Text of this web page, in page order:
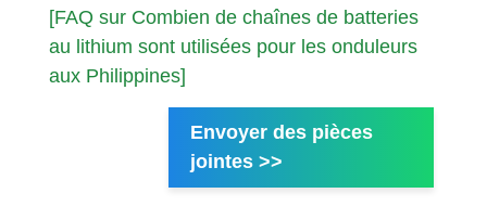
[FAQ sur Combien de chaînes de batteries
au lithium sont utilisées pour les onduleurs
aux Philippines]
Envoyer des pièces
jointes >>